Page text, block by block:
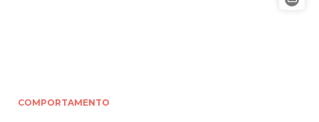
COMPORTAMENTO